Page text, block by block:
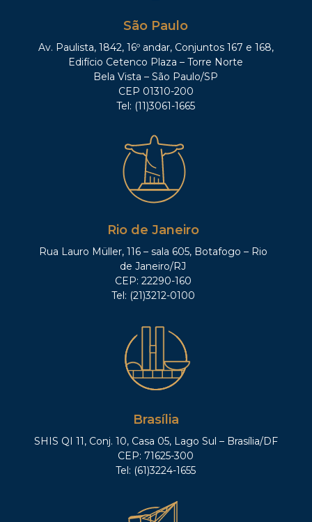
São Paulo
Av. Paulista, 1842, 16º andar, Conjuntos 167 e 168,
Edifício Cetenco Plaza – Torre Norte
Bela Vista – São Paulo/SP
CEP 01310-200
Tel: (11)3061-1665
Rio de Janeiro
Rua Lauro Müller, 116 – sala 605, Botafogo – Rio
de Janeiro/RJ
CEP: 22290-160
Tel: (21)3212-0100
Brasília
SHIS QI 11, Conj. 10, Casa 05, Lago Sul – Brasília/DF
CEP: 71625-300
Tel: (61)3224-1655